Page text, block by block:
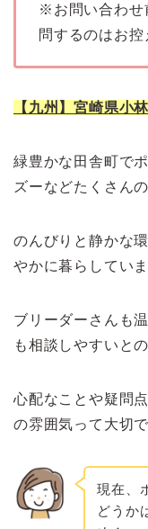
※お問い合わせ
問するのはお控
【九州】宮崎県小
緑豊かな田舎町で
ズーなどたくさん
のんびりと静かな
やかに暮らしていま
ブリーダーさんも
も相談しやすいとの
心配なことや疑問
の雰囲気って大切
現在、
どうか